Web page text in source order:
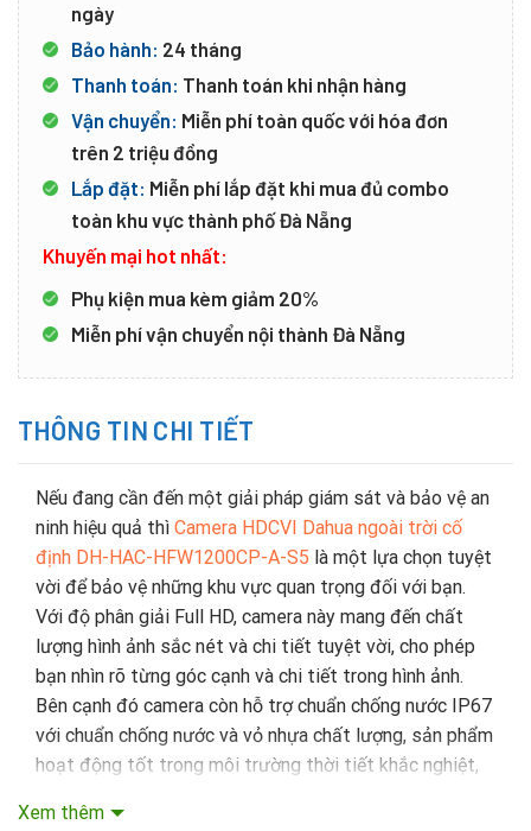
ngày
Bảo hành: 24 tháng
Thanh toán: Thanh toán khi nhận hàng
Vận chuyển: Miễn phí toàn quốc với hóa đơn
trên 2 triệu đồng
Lắp đặt: Miễn phí lắp đặt khi mua đủ combo
toàn khu vực thành phố Đà Nẵng
Khuyến mại hot nhất:
Phụ kiện mua kèm giảm 20%
Miễn phí vận chuyển nội thành Đà Nẵng
THÔNG TIN CHI TIẾT
Nếu đang cần đến một giải pháp giám sát và bảo vệ an
ninh hiệu quả thì Camera HDCVI Dahua ngoài trời cố
định DH-HAC-HFW1200CP-A-S5 là một lựa chọn tuyệt
vời để bảo vệ những khu vực quan trọng đối với bạn.
Với độ phân giải Full HD, camera này mang đến chất
lượng hình ảnh sắc nét và chi tiết tuyệt vời, cho phép
bạn nhìn rõ từng góc cạnh và chi tiết trong hình ảnh.
Bên cạnh đó camera còn hỗ trợ chuẩn chống nước IP67
với chuẩn chống nước và vỏ nhựa chất lượng, sản phẩm
hoạt động tốt trong môi trường thời tiết khắc nghiệt,
Xem thêm